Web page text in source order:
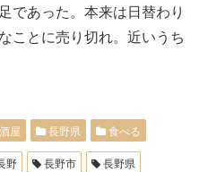
であった。本来は日替わり
ことに売り切れ。近いうち
屋 長野県 食べる
野 長野市 長野県